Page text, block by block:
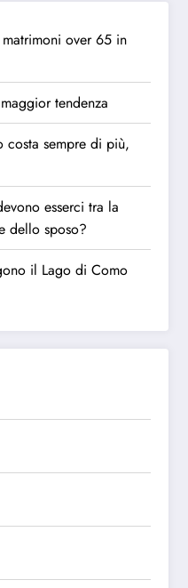
over 65 in
tendenza
costa sempre di più,
esserci tra la
dello sposo?
il Lago di Como